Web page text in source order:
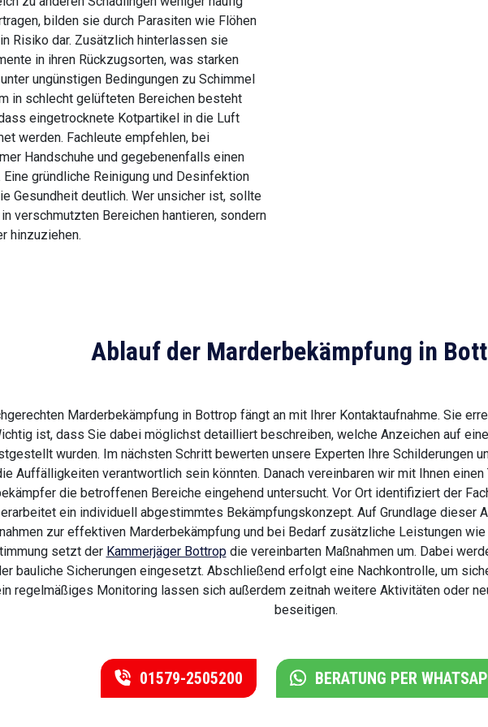
bilden sie durch Parasiten wie Flöhen
Risiko dar. Zusätzlich hinterlassen sie
in ihren Rückzugsorten, was starken
ungünstigen Bedingungen zu Schimmel
in schlecht gelüfteten Bereichen besteht
eingetrocknete Kotpartikel in die Luft
werden. Fachleute empfehlen, bei
Handschuhe und gegebenenfalls einen
gründliche Reinigung und Desinfektion
Gesundheit deutlich. Wer unsicher ist, sollte
verschmutzten Bereichen hantieren, sondern
hinzuziehen.
Ablauf der Marderbekämpfung in
Marderbekämpfung in Bottrop fängt an mit Ihrer Kontaktaufnahme. Sie
ist, dass Sie dabei möglichst detailliert beschreiben, welche Anzeichen auf
wurden. Im nächsten Schritt bewerten unsere Experten Ihre Schilderungen
Auffälligkeiten verantwortlich sein könnten. Danach vereinbaren wir mit Ihnen
die betroffenen Bereiche eingehend untersucht. Vor Ort identifiziert der
ein individuell abgestimmtes Bekämpfungskonzept. Auf Grundlage dieser
zur effektiven Marderbekämpfung und bei Bedarf zusätzliche Leistungen
setzt der Kammerjäger Bottropdie vereinbarten Maßnahmen um. Dabei
bauliche Sicherungen eingesetzt. Abschließend erfolgt eine Nachkontrolle, um
regelmäßiges Monitoring lassen sich außerdem zeitnah weitere Aktivitäten oder
beseitigen.
01579-2505200 BERATUNG PER